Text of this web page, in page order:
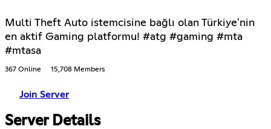
Multi Theft Auto istemcisine bağlı olan Türkiye'nin
en aktif Gaming platformu! #atg #gaming #mta
#mtasa
367 Online 15,708 Members
Join Server
Server Details